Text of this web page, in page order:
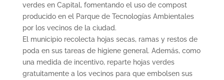
verdes en Capital, fomentando el uso de compost
producido en el Parque de Tecnologías Ambientales
por los vecinos de la ciudad.
El municipio recolecta hojas secas, ramas y restos de
poda en sus tareas de higiene general. Además, como
una medida de incentivo, reparte hojas verdes
gratuitamente a los vecinos para que embolsen sus